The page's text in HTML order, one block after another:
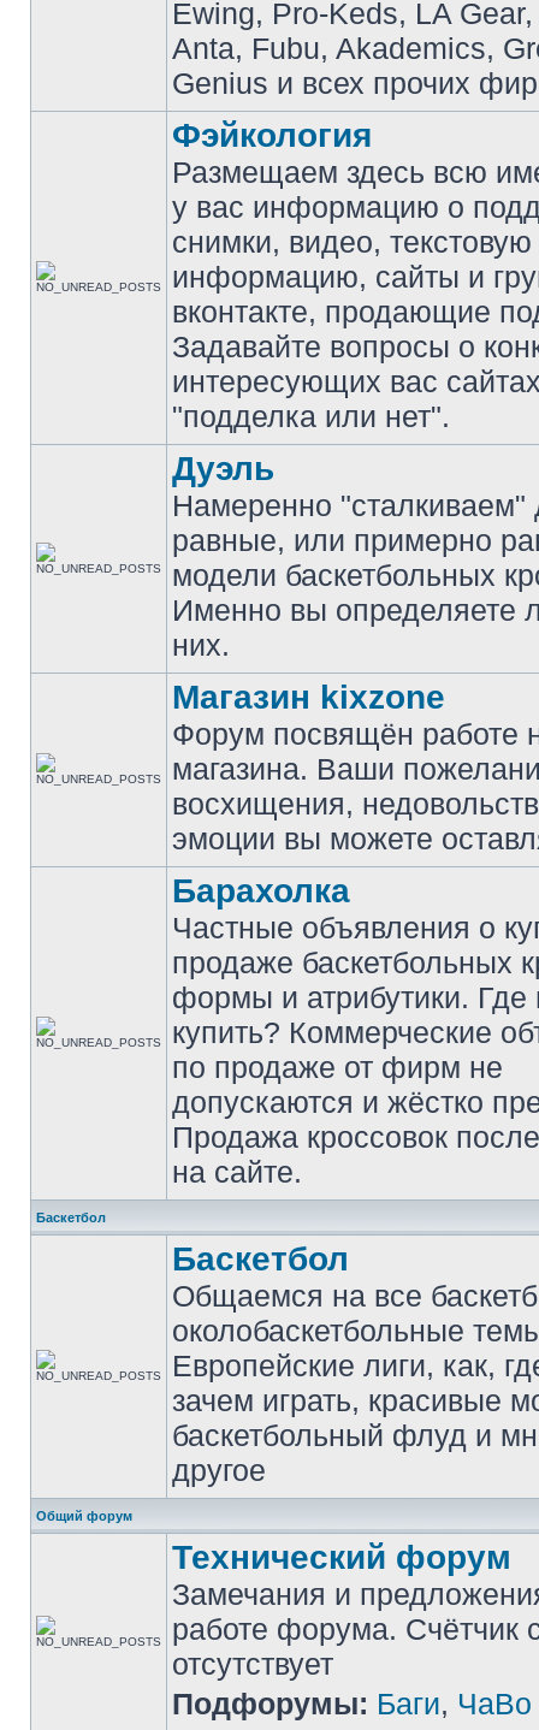
Ewing, Pro-Keds, LA
Anta, Fubu, Akademics,
Genius и всех прочих
Фэйкология
Размещаем здесь всю
у вас информацию о
снимки, видео, текстовую
информацию, сайты и
вконтакте, продающие
Задавайте вопросы о
интересующих вас
"подделка или нет".
Дуэль
Намеренно "сталкиваем"
равные, или примерно
модели баскетбольных
Именно вы определяете
них.
Магазин kixzone
Форум посвящён работе
магазина. Ваши
восхищения,
эмоции вы можете
Барахолка
Частные объявления о
продаже баскетбольных
формы и атрибутики. Где
купить? Коммерческие
по продаже от фирм не
допускаются и жёстко
Продажа кроссовок
на сайте.
Баскетбол
Баскетбол
Общаемся на все
околобаскетбольные
Европейские лиги, как,
зачем играть, красивые
баскетбольный флуд и
другое
Общий форум
Технический форум
Замечания и
работе форума. Счётчик
отсутствует
Подфорумы: Баги, ЧаВо